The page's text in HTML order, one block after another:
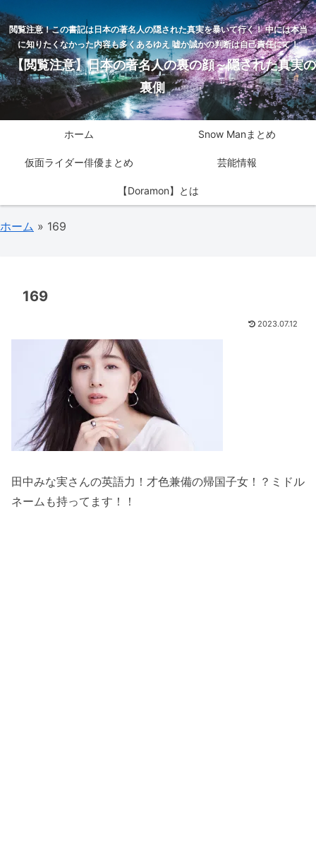
閲覧注意！この書記は日本の著名人の隠された真実を暴いて行く！ 中には本当
に知りたくなかった内容も多くあるゆえ 嘘か誠かの判断は自己責任にて！
【閲覧注意】日本の著名人の裏の顔～隠された真実の
裏側
ホーム Snow Manまとめ
仮面ライダー俳優まとめ 芸能情報
【Doramon】とは
ホーム » 169
169
2023.07.12
田中みな実さんの英語力！才色兼備の帰国子女！？ミドル
ネームも持ってます！！